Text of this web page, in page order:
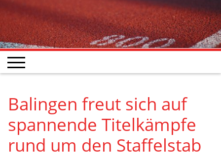
Balingen freut sich auf
spannende Titelkämpfe
rund um den Staffelstab